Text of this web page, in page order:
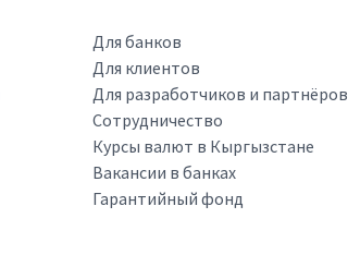
Для банков
Для клиентов
Для разработчиков и партнёров
Сотрудничество
Курсы валют в Кыргызстане
Вакансии в банках
Гарантийный фонд